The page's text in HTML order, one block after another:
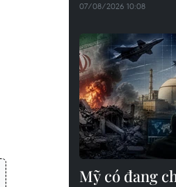
07/08/2026 10:08
Mỹ có đang